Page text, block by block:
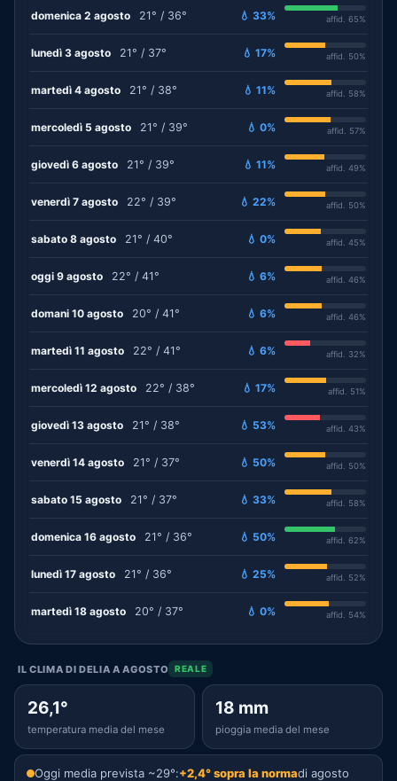
domenica 2 agosto 21° / 36° 💧 33% affid. 65%
lunedì 3 agosto 21° / 37° 💧 17% affid. 50%
martedì 4 agosto 21° / 38° 💧 11% affid. 58%
mercoledì 5 agosto 21° / 39° 💧 0% affid. 57%
giovedì 6 agosto 21° / 39° 💧 11% affid. 49%
venerdì 7 agosto 22° / 39° 💧 22% affid. 50%
sabato 8 agosto 21° / 40° 💧 0% affid. 45%
oggi 9 agosto 22° / 41° 💧 6% affid. 46%
domani 10 agosto 20° / 41° 💧 6% affid. 46%
martedì 11 agosto 22° / 41° 💧 6% affid. 32%
mercoledì 12 agosto 22° / 38° 💧 17% affid. 51%
giovedì 13 agosto 21° / 38° 💧 53% affid. 43%
venerdì 14 agosto 21° / 37° 💧 50% affid. 50%
sabato 15 agosto 21° / 37° 💧 33% affid. 58%
domenica 16 agosto 21° / 36° 💧 50% affid. 62%
lunedì 17 agosto 21° / 36° 💧 25% affid. 52%
martedì 18 agosto 20° / 37° 💧 0% affid. 54%
IL CLIMA DI DELIA A AGOSTO REALE
26,1°
temperatura media del mese
18 mm
pioggia media del mese
Oggi media prevista ~29°:+2,4° sopra la normadi agosto